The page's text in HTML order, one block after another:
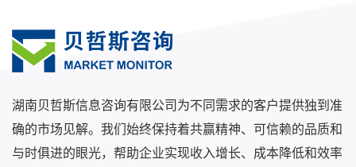
湖南贝哲斯信息咨询有限公司为不同需求的客户提供独到准
确的市场见解。我们始终保持着共赢精神、可信赖的品质和
与时俱进的眼光，帮助企业实现收入增长、成本降低和效率